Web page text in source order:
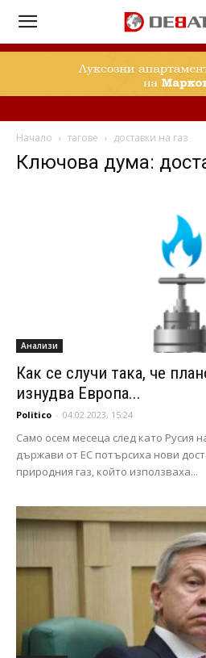
Начало тагове доставки на газ
Ключова дума:
Анализи
Как се случи така, че
изнудва Европа...
Politico - 04.02.2023, 15:24
Само осем месеца след като Русия
държави от ЕС потърсиха нови
природния газ, който използваха...